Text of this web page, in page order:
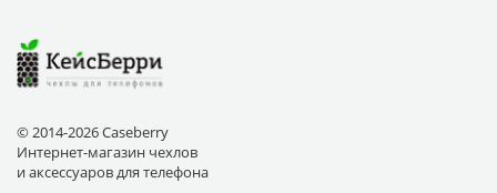
© 2014-2026 Caseberry
Интернет-магазин чехлов
и аксессуаров для телефона